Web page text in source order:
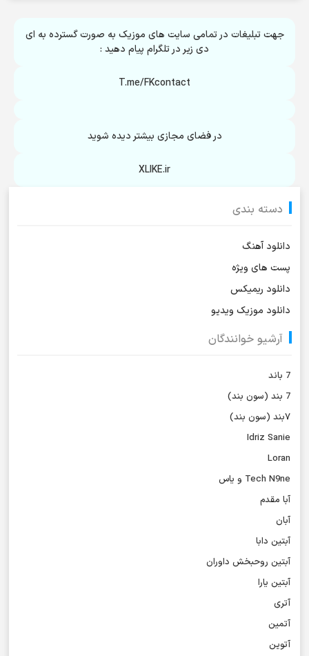
جهت تبلیغات در تمامی سایت های موزیک به صورت گسترده به ای
دی زیر در تلگرام پیام دهید :
T.me/FKcontact
در فضای مجازی بیشتر دیده شوید
XLIKE.ir
دسته بندی
دانلود آهنگ
پست های ویژه
دانلود ریمیکس
دانلود موزیک ویدیو
آرشیو خوانندگان
7 باند
7 بند (سون بند)
۷بند (سون بند)
Idriz Sanie
Loran
Tech N9ne و یاس
آبا مقدم
آبان
آبتین دابا
آبتین روحبخش داوران
آبتین یارا
آتری
آتمین
آتوین